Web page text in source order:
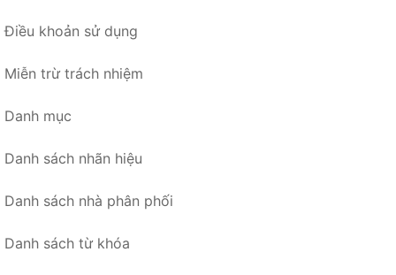
Điều khoản sử dụng
Miễn trừ trách nhiệm
Danh mục
Danh sách nhãn hiệu
Danh sách nhà phân phối
Danh sách từ khóa